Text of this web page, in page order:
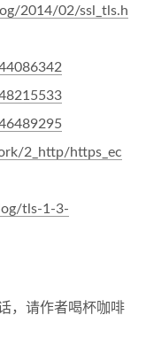
2014/02/ssl_tls.h
2_http/https_ec
tls-1-3-
，请作者喝杯咖啡